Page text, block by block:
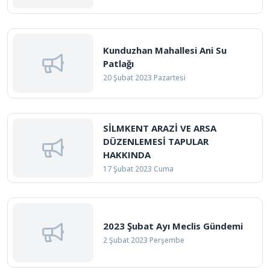
Kunduzhan Mahallesi Ani Su
Patlağı
20 Şubat 2023 Pazartesi
SİLMKENT ARAZİ VE ARSA
DÜZENLEMESİ TAPULAR
HAKKINDA
17 Şubat 2023 Cuma
2023 Şubat Ayı Meclis Gündemi
2 Şubat 2023 Perşembe